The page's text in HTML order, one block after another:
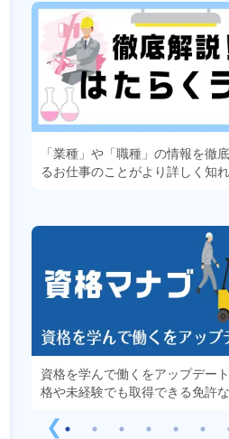
「業種」や「職種」の情報を徹
るお仕事のことがより詳しく知れ
❮
資格を学んで働くをアップデー
格や未経験でも取得できる免許